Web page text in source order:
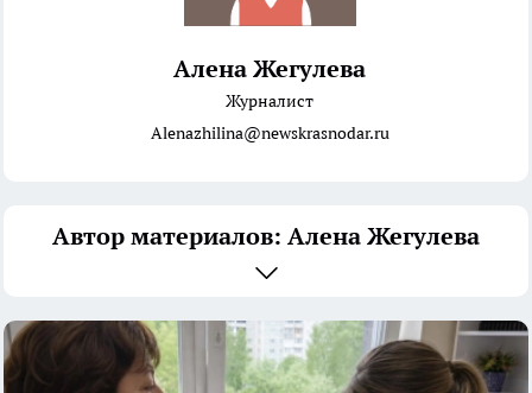
Алена Жегулева
Журналист
Alenazhilina@newskrasnodar.ru
Автор материалов: Алена Жегулева